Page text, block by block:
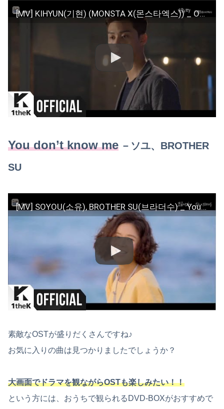
[MV] KIHYUN(기현) (MONSTA X(몬스타엑스)) _ ONE MORE STEP(한 걸음 더) (She was pretty(그녀는 예뻤다) OST Part.3)
You don’t know me － ソユ、BROTHER
SU
[MV] SOYOU(소유), BROTHER SU(브라더수) _ You don`t know me(모르나봐) (SHE WAS PRETTY(그녀는 예뻤다) OST Part.4)
素敵なOSTが盛りだくさんですね♪
お気に入りの曲は見つかりましたでしょうか？
大画面でドラマを観ながらOSTも楽しみたい！！
という方には、おうちで観られるDVD-BOXがおすすめで